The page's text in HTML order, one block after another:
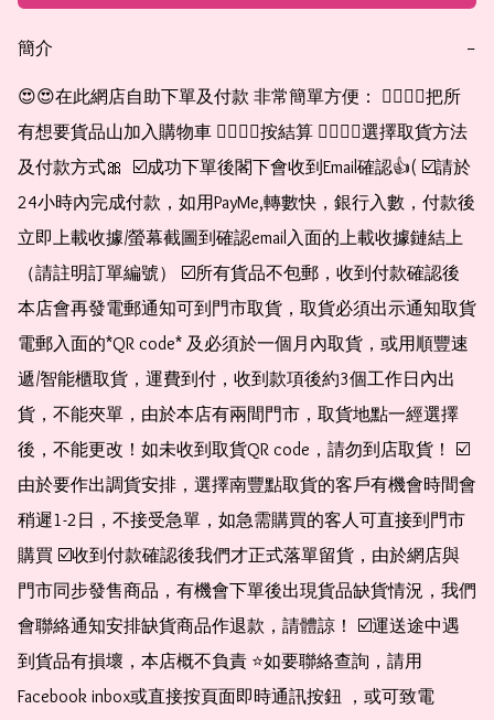
簡介 −
😍😍在此網店自助下單及付款 非常簡單方便： 👉🏻👉🏻把所
有想要貨品山加入購物車 👉🏻👉🏻按結算 👉🏻👉🏻選擇取貨方法
及付款方式🎀  ☑️成功下單後閣下會收到Email確認👍( ☑️請於
24小時內完成付款，如用PayMe,轉數快，銀行入數，付款後
立即上載收據/螢幕截圖到確認email入面的上載收據鏈結上
（請註明訂單編號） ☑️所有貨品不包郵，收到付款確認後
本店會再發電郵通知可到門市取貨，取貨必須出示通知取貨
電郵入面的*QR code* 及必須於一個月內取貨，或用順豐速
遞/智能櫃取貨，運費到付，收到款項後約3個工作日內出
貨，不能夾單，由於本店有兩間門市，取貨地點一經選擇
後，不能更改！如未收到取貨QR code，請勿到店取貨！ ☑️
由於要作出調貨安排，選擇南豐點取貨的客戶有機會時間會
稍遲1-2日，不接受急單，如急需購買的客人可直接到門市
購買 ☑️收到付款確認後我們才正式落單留貨，由於網店與
門市同步發售商品，有機會下單後出現貨品缺貨情況，我們
會聯絡通知安排缺貨商品作退款，請體諒！ ☑️運送途中遇
到貨品有損壞，本店概不負責 ⭐️如要聯絡查詢，請用
Facebook inbox或直接按頁面即時通訊按鈕 ，或可致電